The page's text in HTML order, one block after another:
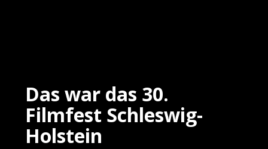
Das war das 30.
Filmfest Schleswig-
Holstein